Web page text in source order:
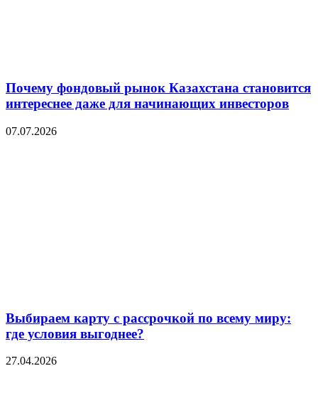
Почему фондовый рынок Казахстана становится
интереснее даже для начинающих инвесторов
07.07.2026
Выбираем карту с рассрочкой по всему миру:
где условия выгоднее?
27.04.2026